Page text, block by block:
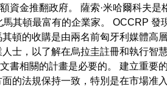
資金推翻政府。 薩索·米哈爾科夫
其頓最富有的企業家。 OCCRP
頓的收購是由兩名前匈牙利媒體高
士，以了解在烏拉圭註冊和執行智
書相關的計畫是必要的。 建立重要
的法規保持一致，特別是在市場